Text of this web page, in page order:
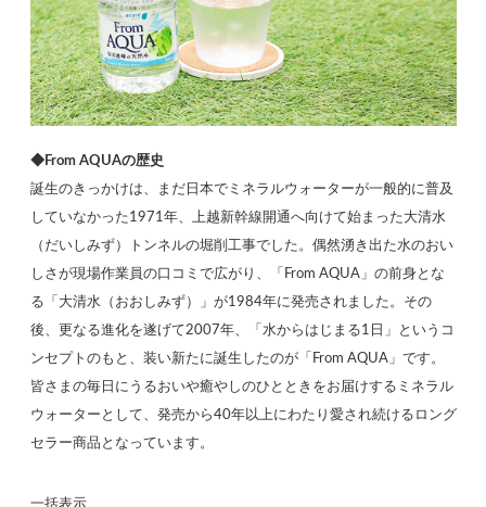
◆From AQUAの歴史
誕生のきっかけは、まだ日本でミネラルウォーターが一般的に普及
していなかった1971年、上越新幹線開通へ向けて始まった大清水
（だいしみず）トンネルの堀削工事でした。偶然湧き出た水のおい
しさが現場作業員の口コミで広がり、「From AQUA」の前身とな
る「大清水（おおしみず）」が1984年に発売されました。その
後、更なる進化を遂げて2007年、「水からはじまる1日」というコ
ンセプトのもと、装い新たに誕生したのが「From AQUA」です。
皆さまの毎日にうるおいや癒やしのひとときをお届けするミネラル
ウォーターとして、発売から40年以上にわたり愛され続けるロング
セラー商品となっています。